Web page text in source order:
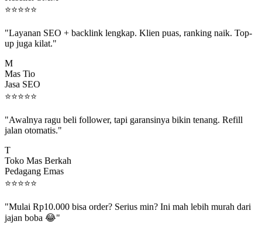
up juga kilat."
Mas Tio
Jasa SEO
⭐⭐⭐⭐⭐
jalan otomatis."
Toko Mas Berkah
Pedagang Emas
⭐⭐⭐⭐⭐
jajan boba 😂"